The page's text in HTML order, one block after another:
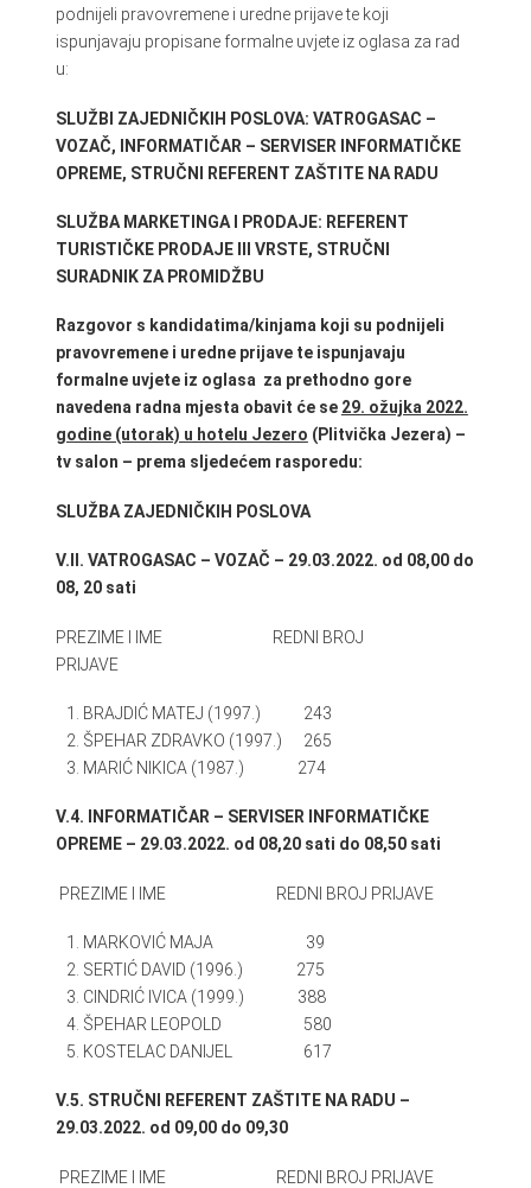
podnijeli pravovremene i uredne prijave te koji
ispunjavaju propisane formalne uvjete iz oglasa za rad
u:
SLUŽBI ZAJEDNIČKIH POSLOVA: VATROGASAC –
VOZAČ, INFORMATIČAR – SERVISER INFORMATIČKE
OPREME, STRUČNI REFERENT ZAŠTITE NA RADU
SLUŽBA MARKETINGA I PRODAJE: REFERENT
TURISTIČKE PRODAJE III VRSTE, STRUČNI
SURADNIK ZA PROMIDŽBU
Razgovor s kandidatima/kinjama koji su podnijeli
pravovremene i uredne prijave te ispunjavaju
formalne uvjete iz oglasa za prethodno gore
navedena radna mjesta obavit će se 29. ožujka 2022.
godine (utorak) u hotelu Jezero (Plitvička Jezera) –
tv salon – prema sljedećem rasporedu:
SLUŽBA ZAJEDNIČKIH POSLOVA
V.II. VATROGASAC – VOZAČ – 29.03.2022. od 08,00 do
08, 20 sati
PREZIME I IME REDNI BROJ
PRIJAVE
BRAJDIĆ MATEJ (1997.) 243
ŠPEHAR ZDRAVKO (1997.) 265
MARIĆ NIKICA (1987.) 274
V.4. INFORMATIČAR – SERVISER INFORMATIČKE
OPREME – 29.03.2022. od 08,20 sati do 08,50 sati
PREZIME I IME REDNI BROJ PRIJAVE
MARKOVIĆ MAJA 39
SERTIĆ DAVID (1996.) 275
CINDRIĆ IVICA (1999.) 388
ŠPEHAR LEOPOLD 580
KOSTELAC DANIJEL 617
V.5. STRUČNI REFERENT ZAŠTITE NA RADU –
29.03.2022. od 09,00 do 09,30
PREZIME I IME REDNI BROJ PRIJAVE